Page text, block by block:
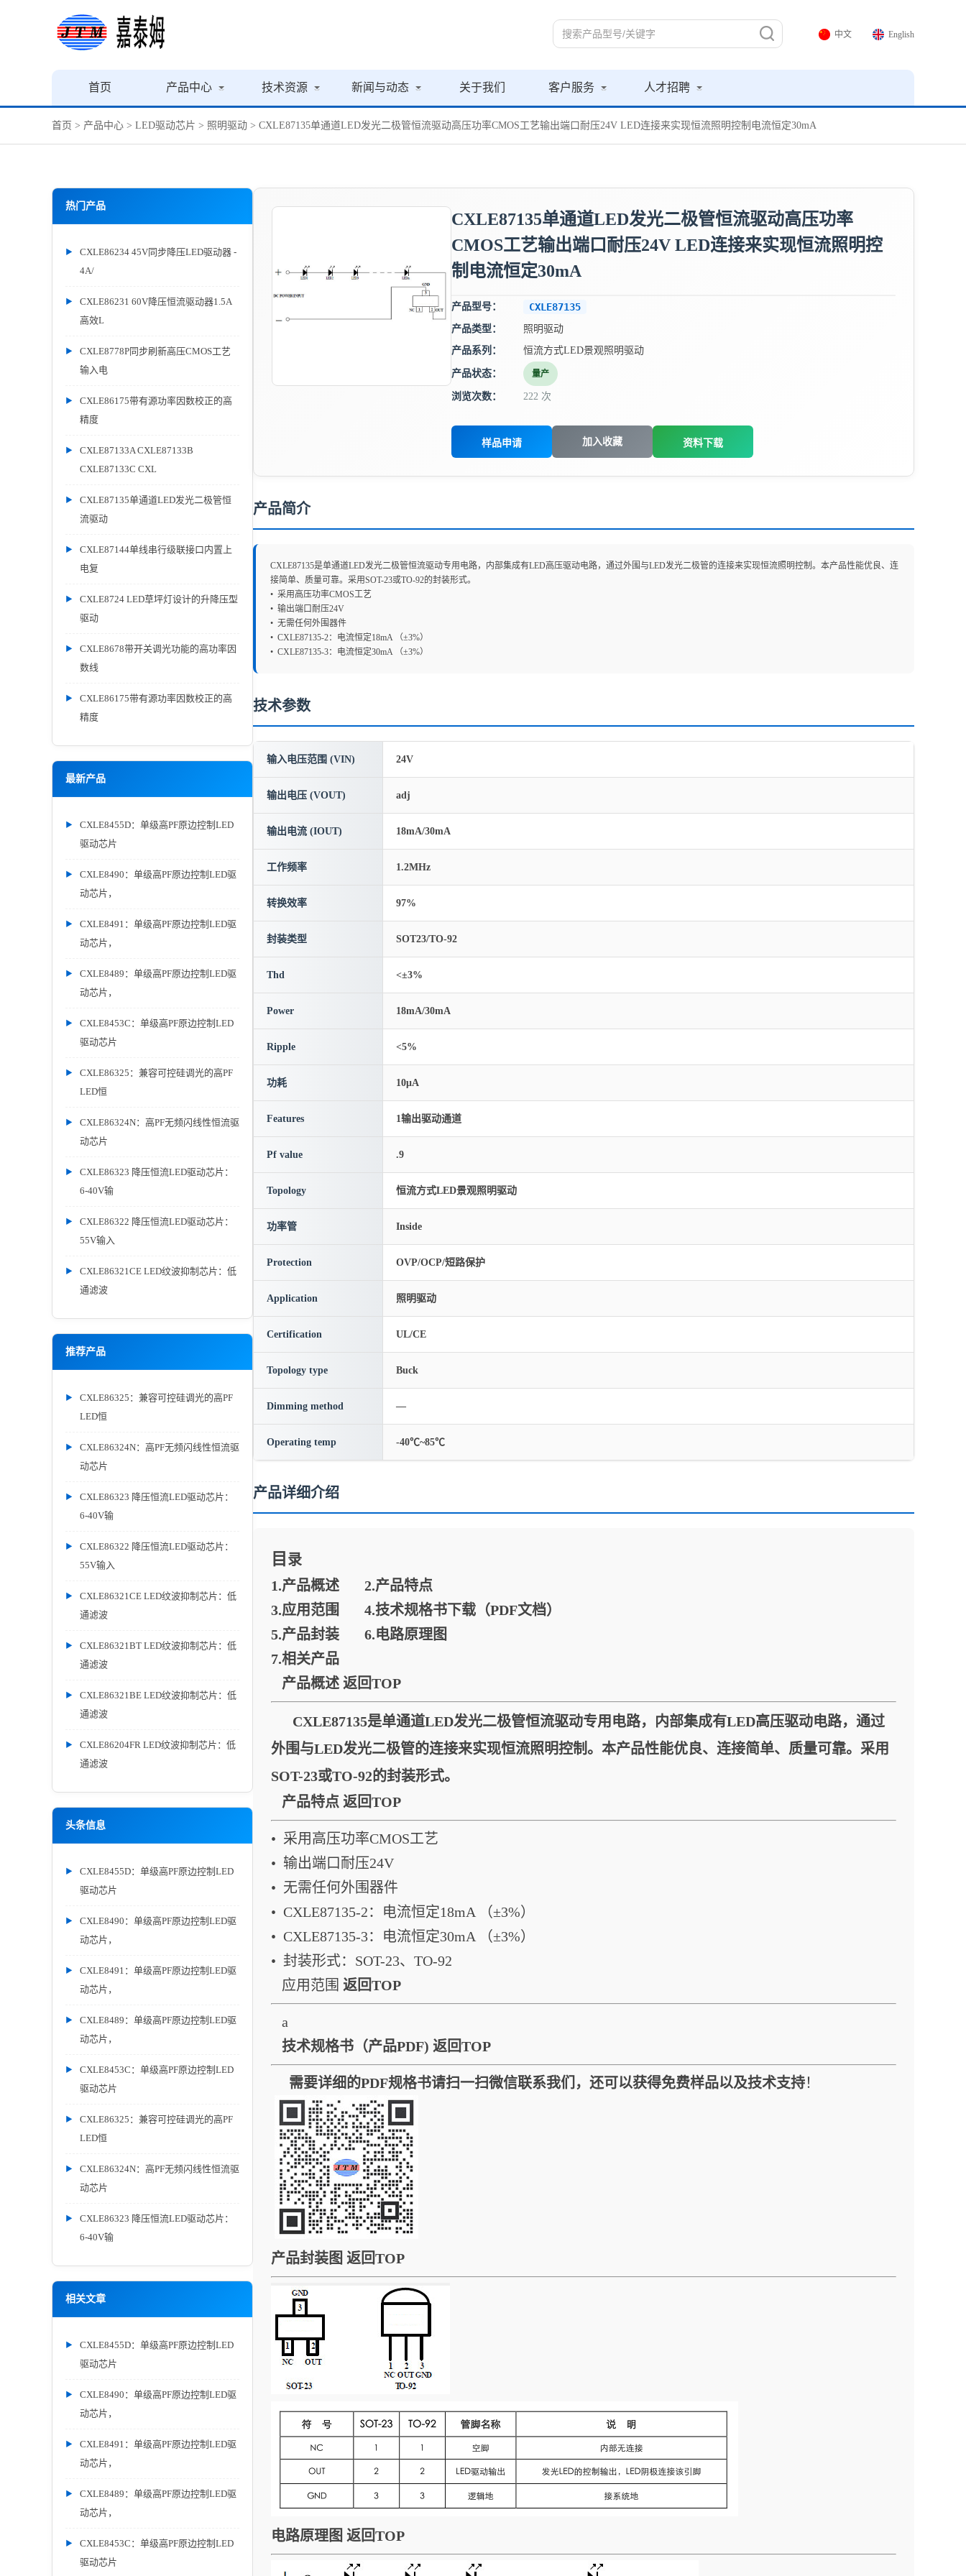
中文 English
首页 产品中心 技术资源 新闻与动态 关于我们 客户服务 人才招聘
首页 > 产品中心 > LED驱动芯片 > 照明驱动 > CXLE87135单通道LED发光二极管恒流驱动高压功率CMOS工艺输出端口耐压24V LED连接来实现恒流照明控制电流恒定30mA
热门产品
CXLE86234 45V同步降压LED驱动器 -
4A/
CXLE86231 60V降压恒流驱动器1.5A
高效L
CXLE8778P同步刷新高压CMOS工艺
输入电
CXLE86175带有源功率因数校正的高
精度
CXLE87133A CXLE87133B
CXLE87133C CXL
CXLE87135单通道LED发光二极管恒
流驱动
CXLE87144单线串行级联接口内置上
电复
CXLE8724 LED草坪灯设计的升降压型
驱动
CXLE8678带开关调光功能的高功率因
数线
CXLE86175带有源功率因数校正的高
精度
最新产品
CXLE8455D：单级高PF原边控制LED
驱动芯片
CXLE8490：单级高PF原边控制LED驱
动芯片，
CXLE8491：单级高PF原边控制LED驱
动芯片，
CXLE8489：单级高PF原边控制LED驱
动芯片，
CXLE8453C：单级高PF原边控制LED
驱动芯片
CXLE86325：兼容可控硅调光的高PF
LED恒
CXLE86324N：高PF无频闪线性恒流驱
动芯片
CXLE86323 降压恒流LED驱动芯片：
6-40V输
CXLE86322 降压恒流LED驱动芯片：
55V输入
CXLE86321CE LED纹波抑制芯片：低
通滤波
推荐产品
CXLE86325：兼容可控硅调光的高PF
LED恒
CXLE86324N：高PF无频闪线性恒流驱
动芯片
CXLE86323 降压恒流LED驱动芯片：
6-40V输
CXLE86322 降压恒流LED驱动芯片：
55V输入
CXLE86321CE LED纹波抑制芯片：低
通滤波
CXLE86321BT LED纹波抑制芯片：低
通滤波
CXLE86321BE LED纹波抑制芯片：低
通滤波
CXLE86204FR LED纹波抑制芯片：低
通滤波
头条信息
CXLE8455D：单级高PF原边控制LED
驱动芯片
CXLE8490：单级高PF原边控制LED驱
动芯片，
CXLE8491：单级高PF原边控制LED驱
动芯片，
CXLE8489：单级高PF原边控制LED驱
动芯片，
CXLE8453C：单级高PF原边控制LED
驱动芯片
CXLE86325：兼容可控硅调光的高PF
LED恒
CXLE86324N：高PF无频闪线性恒流驱
动芯片
CXLE86323 降压恒流LED驱动芯片：
6-40V输
相关文章
CXLE8455D：单级高PF原边控制LED
驱动芯片
CXLE8490：单级高PF原边控制LED驱
动芯片，
CXLE8491：单级高PF原边控制LED驱
动芯片，
CXLE8489：单级高PF原边控制LED驱
动芯片，
CXLE8453C：单级高PF原边控制LED
驱动芯片
CXLE87135单通道LED发光二极管恒流驱动高压功率
CMOS工艺输出端口耐压24V LED连接来实现恒流照明控
制电流恒定30mA
产品型号： CXLE87135
产品类型：
照明驱动
产品系列：
恒流方式LED景观照明驱动
产品状态： 量产
浏览次数： 222 次
样品申请 加入收藏 资料下载
产品简介
CXLE87135是单通道LED发光二极管恒流驱动专用电路，内部集成有LED高压驱动电路，通过外围与LED发光二极管的连接来实现恒流照明控制。本产品性能优良、连
接简单、质量可靠。采用SOT-23或TO-92的封装形式。
• 采用高压功率CMOS工艺
• 输出端口耐压24V
• 无需任何外围器件
• CXLE87135-2：电流恒定18mA （±3%）
• CXLE87135-3：电流恒定30mA （±3%）
技术参数
输入电压范围 (VIN) 24V
输出电压 (VOUT) adj
输出电流 (IOUT) 18mA/30mA
工作频率 1.2MHz
转换效率 97%
封装类型 SOT23/TO-92
Thd <±3%
Power 18mA/30mA
Ripple <5%
功耗 10μA
Features 1输出驱动通道
Pf value .9
Topology 恒流方式LED景观照明驱动
功率管 Inside
Protection OVP/OCP/短路保护
Application 照明驱动
Certification UL/CE
Topology type Buck
Dimming method —
Operating temp -40℃~85℃
产品详细介绍
目 录
1.产品概述 2.产品特点
3.应用范围 4.技术规格书下载 （PDF文档）
5.产品封装 6.电路原理图
7.相关产品
产品概述 返回TOP
CXLE87135是单通道LED发光二极管恒流驱动专用电路，内部集成有LED高压驱动电路，通过
外围与LED发光二极管的连接来实现恒流照明控制。本产品性能优良、连接简单、质量可靠。采用
SOT-23或TO-92的封装形式。
产品特点 返回TOP
• 采用高压功率CMOS工艺
• 输出端口耐压24V
• 无需任何外围器件
• CXLE87135-2：电流恒定18mA （±3%）
• CXLE87135-3：电流恒定30mA （±3%）
• 封装形式：SOT-23、TO-92
应用范围 返回TOP
a
技术规格书（产品PDF) 返回TOP
需要详细的PDF规格书请扫一扫微信联系我们，还可以获得免费样品以及技术支持！
产品封装图 返回TOP
电路原理图 返回TOP